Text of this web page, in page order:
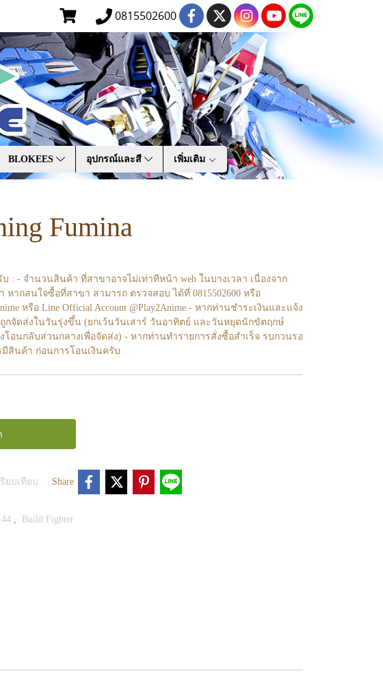
0815502600
BLOKEES อุปกรณ์และสี เพิ่มเติม
Fumina
: - จำนวนสินค้า ที่สาขาอาจไม่เท่าทีหน้า web ในบางเวลา เนื่องจาก
หากสนใจซื้อที่สาขา สามารถ ตรวจสอบ ได้ที่ 0815502600 หรือ
หรือ Line Official Account @Play2Anime - หากท่านชำระเงินและแจ้ง
กจัดส่งในวันรุ่งขึ้น (ยกเว้นวันเสาร์ วันอาทิตย์ และวันหยุดนักขัตฤกษ์
อนกลับส่วนกลางเพื่อจัดส่ง) - หากท่านทำรายการสั่งซื้อสำเร็จ รบกวนรอ
มีสินค้า ก่อนการโอนเงินครับ
ยบเทียบ Share
Build Fighter